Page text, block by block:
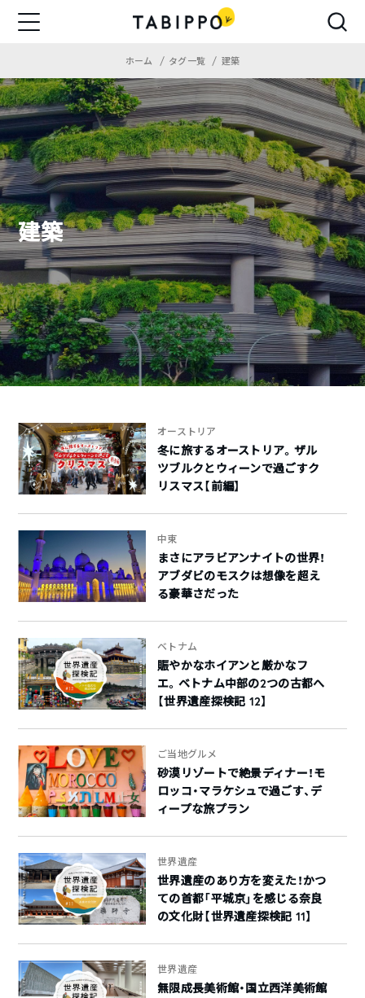
ホーム タグ一覧 建築
建築
オーストリア
冬に旅するオーストリア。ザル
ツブルクとウィーンで過ごすク
リスマス【前編】
中東
まさにアラビアンナイトの世界！
アブダビのモスクは想像を超え
る豪華さだった
ベトナム
賑やかなホイアンと厳かなフ
エ。ベトナム中部の2つの古都へ
【世界遺産探検記 12】
ご当地グルメ
砂漠リゾートで絶景ディナー！モ
ロッコ・マラケシュで過ごす、デ
ィープな旅プラン
世界遺産
世界遺産のあり方を変えた！かつ
ての首都「平城京」を感じる奈良
の文化財【世界遺産探検記 11】
世界遺産
無限成長美術館・国立西洋美術館